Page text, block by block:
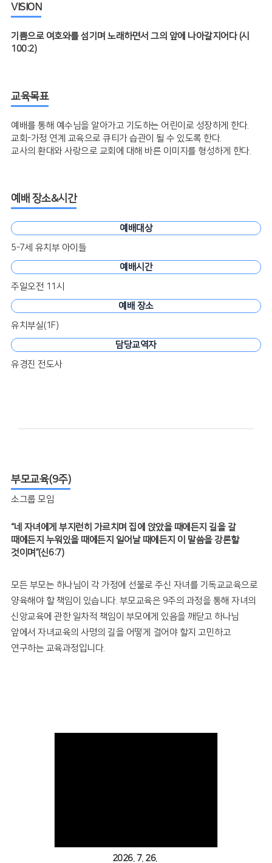
VISION
기쁨으로 여호와를 섬기며 노래하면서 그의 앞에 나아갈지어다 (시
100:2)
교육목표
예배를 통해 예수님을 알아가고 기도하는 어린이로 성장하게 한다.
교회-가정 연계 교육으로 큐티가 습관이 될 수 있도록 한다.
교사의 환대와 사랑으로 교회에 대해 바른 이미지를 형성하게 한다.
예배 장소&시간
예배대상
5-7세 유치부 아이들
예배시간
주일오전 11시
예배 장소
유치부실(1F)
담당교역자
유경진 전도사
부모교육(9주)
소그룹 모임
“네 자녀에게 부지런히 가르치며 집에 앉았을 때에든지 길을 갈
때에든지 누워있을 때에든지 일어날 때에든지 이 말씀을 강론할
것이며”(신6:7)
모든 부모는 하나님이 각 가정에 선물로 주신 자녀를 기독교교육으로
양육해야 할 책임이 있습니다. 부모교육은 9주의 과정을 통해 자녀의
신앙교육에 관한 일차적 책임이 부모에게 있음을 깨닫고 하나님
앞에서 자녀교육의 사명의 길을 어떻게 걸어야 할지 고민하고
연구하는 교육과정입니다.
2026. 7. 26.